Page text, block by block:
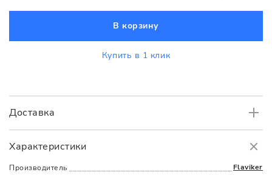
Характеристики
Производитель
Flaviker
Доставка
Доставка
В корзину
Купить в 1 клик